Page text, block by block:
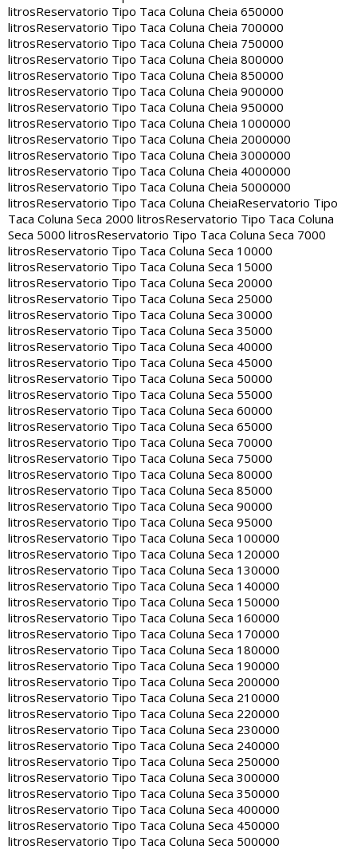
litrosReservatorio Tipo Taca Coluna Cheia 650000
litrosReservatorio Tipo Taca Coluna Cheia 700000
litrosReservatorio Tipo Taca Coluna Cheia 750000
litrosReservatorio Tipo Taca Coluna Cheia 800000
litrosReservatorio Tipo Taca Coluna Cheia 850000
litrosReservatorio Tipo Taca Coluna Cheia 900000
litrosReservatorio Tipo Taca Coluna Cheia 950000
litrosReservatorio Tipo Taca Coluna Cheia 1000000
litrosReservatorio Tipo Taca Coluna Cheia 2000000
litrosReservatorio Tipo Taca Coluna Cheia 3000000
litrosReservatorio Tipo Taca Coluna Cheia 4000000
litrosReservatorio Tipo Taca Coluna Cheia 5000000
litrosReservatorio Tipo Taca Coluna CheiaReservatorio Tipo
Taca Coluna Seca 2000 litrosReservatorio Tipo Taca Coluna
Seca 5000 litrosReservatorio Tipo Taca Coluna Seca 7000
litrosReservatorio Tipo Taca Coluna Seca 10000
litrosReservatorio Tipo Taca Coluna Seca 15000
litrosReservatorio Tipo Taca Coluna Seca 20000
litrosReservatorio Tipo Taca Coluna Seca 25000
litrosReservatorio Tipo Taca Coluna Seca 30000
litrosReservatorio Tipo Taca Coluna Seca 35000
litrosReservatorio Tipo Taca Coluna Seca 40000
litrosReservatorio Tipo Taca Coluna Seca 45000
litrosReservatorio Tipo Taca Coluna Seca 50000
litrosReservatorio Tipo Taca Coluna Seca 55000
litrosReservatorio Tipo Taca Coluna Seca 60000
litrosReservatorio Tipo Taca Coluna Seca 65000
litrosReservatorio Tipo Taca Coluna Seca 70000
litrosReservatorio Tipo Taca Coluna Seca 75000
litrosReservatorio Tipo Taca Coluna Seca 80000
litrosReservatorio Tipo Taca Coluna Seca 85000
litrosReservatorio Tipo Taca Coluna Seca 90000
litrosReservatorio Tipo Taca Coluna Seca 95000
litrosReservatorio Tipo Taca Coluna Seca 100000
litrosReservatorio Tipo Taca Coluna Seca 120000
litrosReservatorio Tipo Taca Coluna Seca 130000
litrosReservatorio Tipo Taca Coluna Seca 140000
litrosReservatorio Tipo Taca Coluna Seca 150000
litrosReservatorio Tipo Taca Coluna Seca 160000
litrosReservatorio Tipo Taca Coluna Seca 170000
litrosReservatorio Tipo Taca Coluna Seca 180000
litrosReservatorio Tipo Taca Coluna Seca 190000
litrosReservatorio Tipo Taca Coluna Seca 200000
litrosReservatorio Tipo Taca Coluna Seca 210000
litrosReservatorio Tipo Taca Coluna Seca 220000
litrosReservatorio Tipo Taca Coluna Seca 230000
litrosReservatorio Tipo Taca Coluna Seca 240000
litrosReservatorio Tipo Taca Coluna Seca 250000
litrosReservatorio Tipo Taca Coluna Seca 300000
litrosReservatorio Tipo Taca Coluna Seca 350000
litrosReservatorio Tipo Taca Coluna Seca 400000
litrosReservatorio Tipo Taca Coluna Seca 450000
litrosReservatorio Tipo Taca Coluna Seca 500000